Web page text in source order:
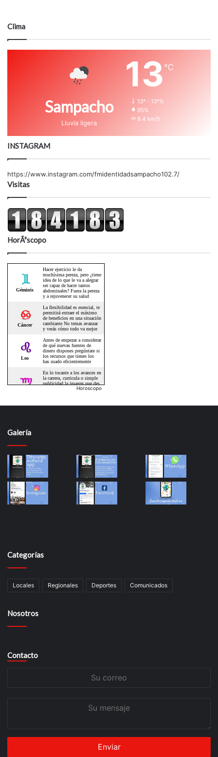
Clima
Sampacho
Lluvia ligera
13 ℃
13º - 13º%
95%
8.4 km/h
INSTAGRAM
https://www.instagram.com/fmidentidadsampacho102.7/
Visitas
HorÃ³scopo
Horoscopo
Galería
Categorías
Locales Regionales Deportes Comunicados
Nosotros
Contacto